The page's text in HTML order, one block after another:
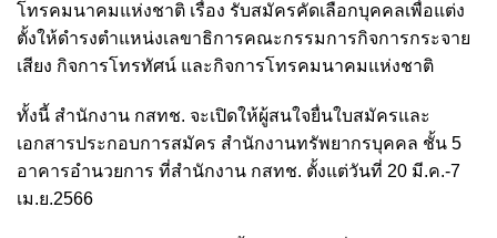
โทรคมนาคมแห่งชาติ เรื่อง รับสมัครคัดเลือกบุคคลเพื่อแต่ง
ตั้งให้ดำรงตำแหน่งเลขาธิการคณะกรรมการกิจการกระจาย
เสียง กิจการโทรทัศน์ และกิจการโทรคมนาคมแห่งชาติ
ทั้งนี้ สำนักงาน กสทช. จะเปิดให้ผู้สนใจยื่นใบสมัครและ
เอกสารประกอบการสมัคร สำนักงานทรัพยากรบุคคล ชั้น 5
อาคารอำนวยการ ที่สำนักงาน กสทช. ตั้งแต่วันที่ 20 มี.ค.-7
เม.ย.2566